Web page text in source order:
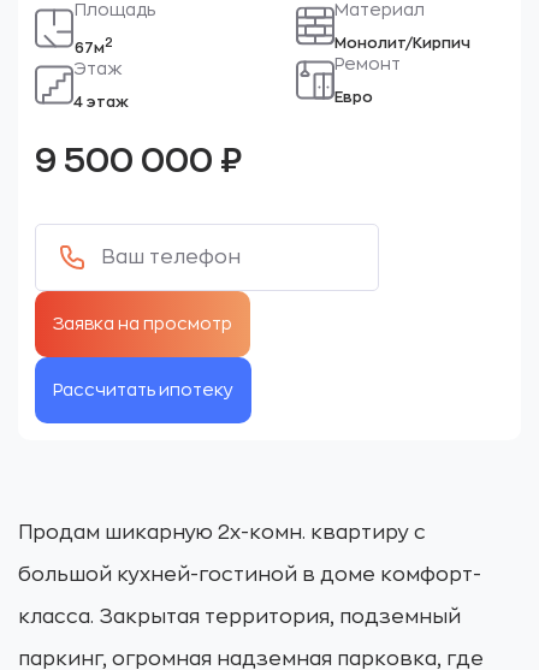
Площадь
67м2
Этаж
4 этаж
Материал
Монолит/Кирпич
Ремонт
Евро
9 500 000 ₽
Рассчитать ипотеку
Продам шикарную 2х-комн. квартиру с
большой кухней-гостиной в доме комфорт-
класса. Закрытая территория, подземный
паркинг, огромная надземная парковка, где